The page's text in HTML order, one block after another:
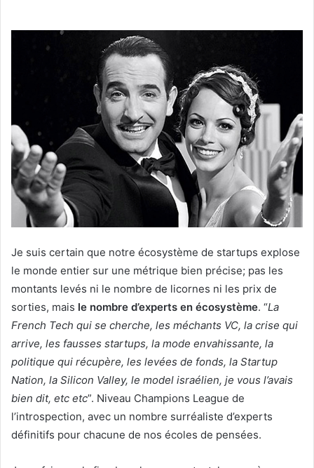
Je suis certain que notre écosystème de startups explose
le monde entier sur une métrique bien précise; pas les
montants levés ni le nombre de licornes ni les prix de
sorties, mais le nombre d’experts en écosystème. “La
French Tech qui se cherche, les méchants VC, la crise qui
arrive, les fausses startups, la mode envahissante, la
politique qui récupère, les levées de fonds, la Startup
Nation, la Silicon Valley, le model israélien, je vous l’avais
bien dit, etc etc”. Niveau Champions League de
l’introspection, avec un nombre surréaliste d’experts
définitifs pour chacune de nos écoles de pensées.